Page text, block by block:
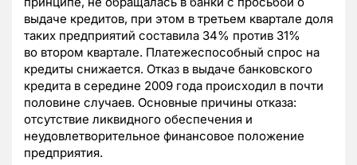
выдаче кредитов, при этом в третьем квартале доля
таких предприятий составила 34% против 31%
во втором квартале. Платежеспособный спрос на
кредиты снижается. Отказ в выдаче банковского
кредита в середине 2009 года происходил в почти
половине случаев. Основные причины отказа:
отсутствие ликвидного обеспечения и
неудовлетворительное финансовое положение
предприятия.